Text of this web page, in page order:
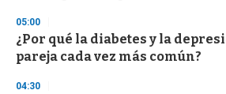
05:00
¿Por qué la diabetes y la
pareja cada vez más común?
04:30